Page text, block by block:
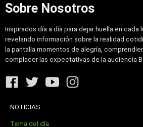
Sobre Nosotros
Inspirados día a día para dejar huella en cada
revelando información sobre la realidad
la pantalla momentos de alegría,
complacer las expectativas de la audiencia
NOTICIAS
Tema del día